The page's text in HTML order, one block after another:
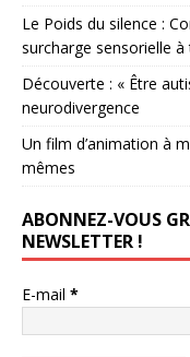
Le Poids du silence :
surcharge sensorielle
Découverte : « Être
neurodivergence
Un film d’animation à
mêmes
ABONNEZ-VOUS
NEWSLETTER !
E-mail *